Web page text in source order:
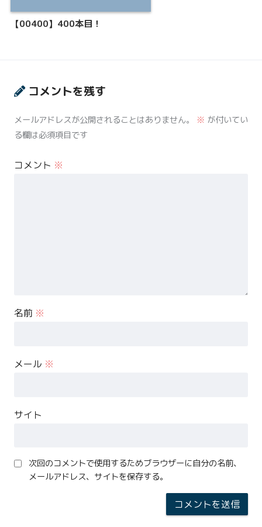
【00400】400本目！
コメントを残す
メールアドレスが公開されることはありません。 ※ が付いてい
る欄は必須項目です
コメント ※
名前 ※
メール ※
サイト
次回のコメントで使用するためブラウザーに自分の名前、
メールアドレス、サイトを保存する。